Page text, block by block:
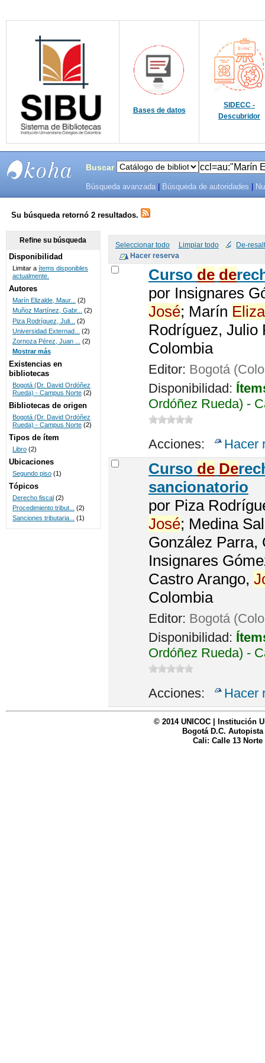
Bases de datos
SIDECC -
Descubridor
SISTEMAS
DE
BIBLIOTECAS
UNICOC
Buscar
Búsqueda avanzada Búsqueda de autoridades
Su búsqueda retornó 2 resultados.
Seleccionar todo Limpiar todo De-
Curso de de
por Insignares
José; Marín
Rodríguez,
Colombia
Editor: Bogotá
Disponibilidad:
Ordóñez Rueda) -
Acciones: Hacer
Curso de De
sancionatorio
por Piza
José; Medina
González
Insignares
Castro Arango,
Colombia
Editor: Bogotá
Disponibilidad:
Ordóñez Rueda) -
Acciones: Hacer
Refine su búsqueda
Disponibilidad
Limitar a ítems disponibles
actualmente.
Autores
Marín Elizalde, Maur...
(2)
Muñoz Martínez, Gabr... (2)
Piza Rodríguez, Juli...
(2)
Universidad Externad...
(2)
Zornoza Pérez, Juan ...
(2)
Mostrar más
Existencias en
bibliotecas
Bogotá (Dr. David Ordóñez
Rueda) - Campus Norte (2)
Bibliotecas de origen
Bogotá (Dr. David Ordóñez
Rueda) - Campus Norte (2)
Tipos de ítem
Libro (2)
Ubicaciones
Segundo piso (1)
Tópicos
Derecho fiscal (2)
Procedimiento tribut...
(2)
Sanciones tributaria... (1)
© 2014 UNICOC | Institución
Bogotá D.C. Autopista
Cali: Calle 13 Norte